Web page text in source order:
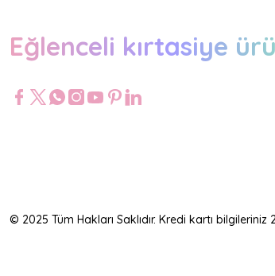
Eğlenceli kırtasiye
© 2025 Tüm Hakları Saklıdır. Kredi kartı